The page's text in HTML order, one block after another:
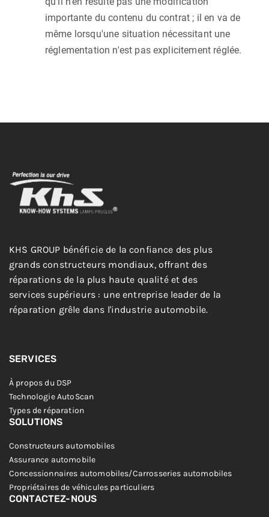
importante du contenu du contrat ; il en va de
même lorsqu'une situation nécessitant une
réglementation n'est pas explicitement réglée.
KHS GROUP bénéficie de la confiance des plus
grands constructeurs mondiaux, offrant des
réparations de la plus haute qualité et des
services supérieurs : une entreprise leader de la
réparation grêle dans l'industrie automobile.
SERVICES
À propos du DSP
Technologie AutoScan
Types de réparation
SOLUTIONS
Constructeurs automobiles
Assurance automobile
Concessionnaires automobiles/Carrosseries automobiles
Propriétaires de véhicules particuliers
CONTACTEZ-NOUS